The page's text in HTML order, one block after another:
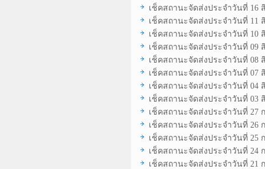
เช็คสถานะจัดส่งประจำวันที่ 16
เช็คสถานะจัดส่งประจำวันที่ 11
เช็คสถานะจัดส่งประจำวันที่ 10
เช็คสถานะจัดส่งประจำวันที่ 09
เช็คสถานะจัดส่งประจำวันที่ 08
เช็คสถานะจัดส่งประจำวันที่ 07
เช็คสถานะจัดส่งประจำวันที่ 04
เช็คสถานะจัดส่งประจำวันที่ 03
เช็คสถานะจัดส่งประจำวันที่ 27
เช็คสถานะจัดส่งประจำวันที่ 26
เช็คสถานะจัดส่งประจำวันที่ 25
เช็คสถานะจัดส่งประจำวันที่ 24
เช็คสถานะจัดส่งประจำวันที่ 21